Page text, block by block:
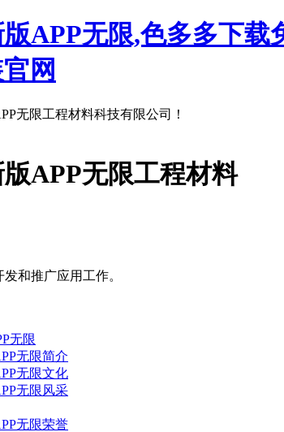
APP无限,色多多下
网
无限工程材料科技有限公司！
APP无限工程材料
和推广应用工作。
无限
无限简介
无限文化
无限风采
无限荣誉